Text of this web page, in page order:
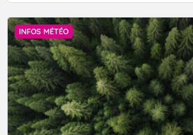
INFOS MÉTÉO